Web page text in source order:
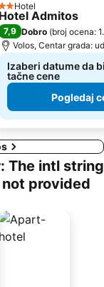
2 Zvezdice
Hotel
Hotel Admitos
7,9 Dobro (broj ocena:
Volos, Centar grada:
Izaberi datume da
tačne cene
Pogledaj
The intl string
provided